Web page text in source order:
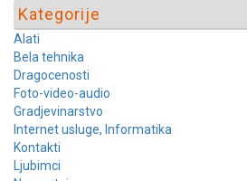
Kategorije
Alati
Bela tehnika
Dragocenosti
Foto-video-audio
Gradjevinarstvo
Internet usluge, Informatika
Kontakti
Ljubimci